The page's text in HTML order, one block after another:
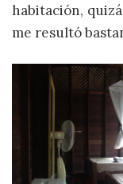
habitación,
me resultó